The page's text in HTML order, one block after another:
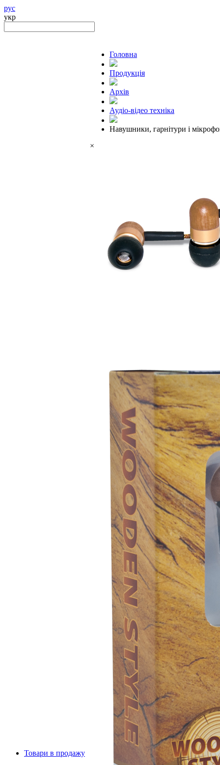
рус
укр
Товари в продажу
Головна
Продукцiя
Архів
Аудіо-відео техніка
Навушники, гарнітури і
×